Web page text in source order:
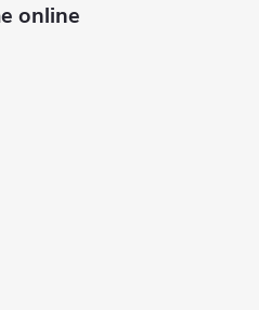
online